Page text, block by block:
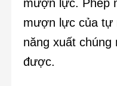
mượn lực. Phép
mượn lực của tự
năng xuất chúng
được.